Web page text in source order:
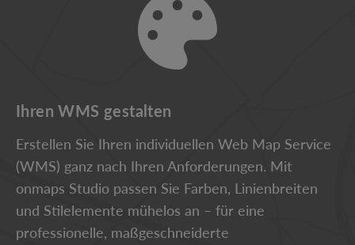
Ihren WMS gestalten
Erstellen Sie Ihren individuellen Web Map Service
(WMS) ganz nach Ihren Anforderungen. Mit
onmaps Studio passen Sie Farben, Linienbreiten
und Stilelemente mühelos an – für eine
professionelle, maßgeschneiderte